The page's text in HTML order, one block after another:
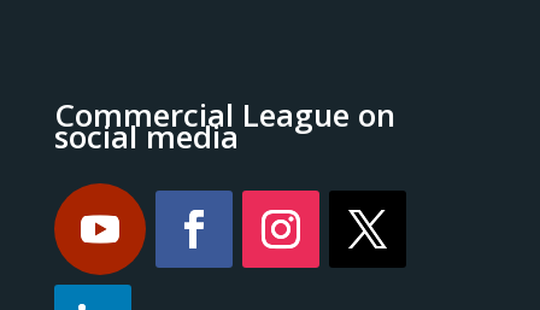
Commercial League on
social media